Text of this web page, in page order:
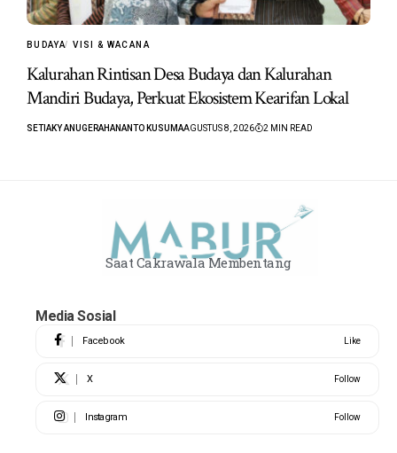
BUDAYA VISI & WACANA
Kalurahan Rintisan Desa Budaya dan Kalurahan
Mandiri Budaya, Perkuat Ekosistem Kearifan Lokal
SETIAKY ANUGERAHANANTO KUSUMAAGUSTUS 8, 2026 2 MIN READ
Saat Cakrawala Membentang
Media Sosial
Facebook Like
X Follow
Instagram Follow